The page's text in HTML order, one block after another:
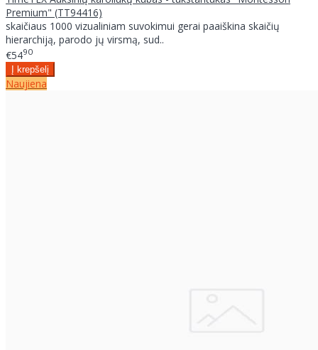
Premium" (TT94416)
skaičiaus 1000 vizualiniam suvokimui gerai paaiškina skaičių
hierarchiją, parodo jų virsmą, sud..
€5490
Naujiena